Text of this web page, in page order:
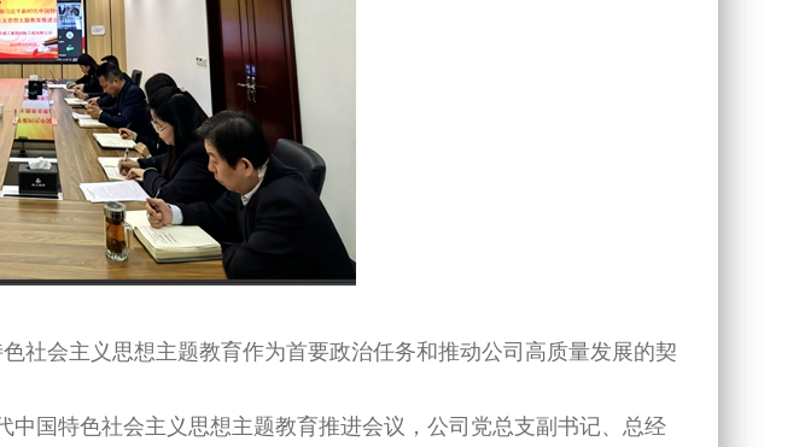
会主义思想主题教育作为首要政治任务和推动公司高质量发展的契
国特色社会主义思想主题教育推进会议，公司党总支副书记、总经